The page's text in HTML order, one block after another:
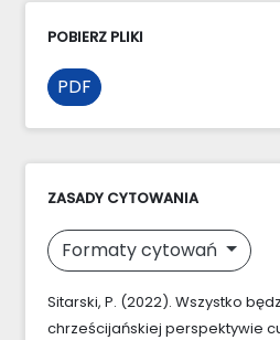
POBIERZ PLIKI
PDF
ZASADY CYTOWANIA
Formaty cytowań
Sitarski, P. (2022). Wszystko
chrześcijańskiej perspektywie